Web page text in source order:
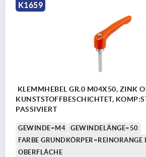
K1659
KLEMMHEBEL GR.0 M04X50, ZINK
KUNSTSTOFFBESCHICHTET,
PASSIVIERT
GEWINDE=M4
GEWINDELÄNGE=50
FARBE
OBERFLÄCHE